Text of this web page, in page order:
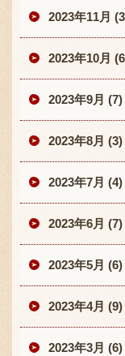
2023年11月
2023年10月
2023年9月 (7)
2023年8月 (3)
2023年7月 (4)
2023年6月 (7)
2023年5月 (6)
2023年4月 (9)
2023年3月 (6)